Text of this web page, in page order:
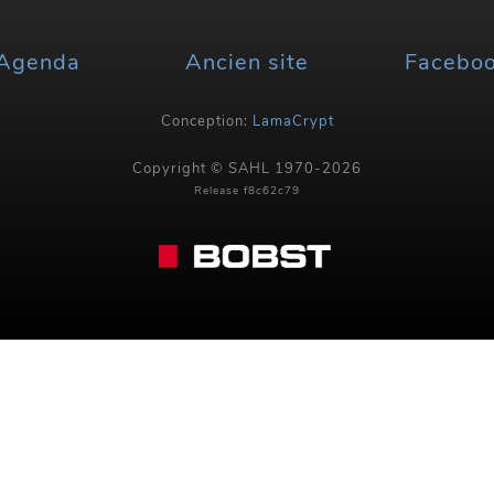
Ancien site
Conception: LamaCrypt
Copyright © SAHL 1970-2026
Release f8c62c79